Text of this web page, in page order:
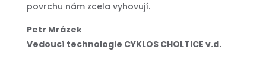
povrchu nám zcela vyhovují.
Petr Mrázek
Vedoucí technologie CYKLOS CHOLTICE v.d.